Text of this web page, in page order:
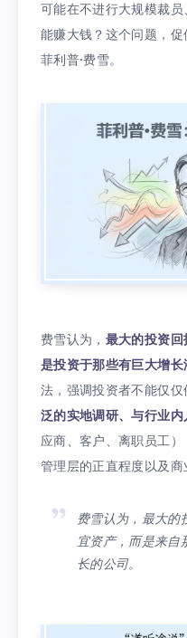
可能在不进行大规模裁
能赚大钱？这个问题，
菲利普·费雪。
费雪认为， 最大的投资
是投资于那些有巨大增长
法，强调投资者不能仅
泛的实地调研、与行业内
应商、客户、离职员工）
管理层的正直程度以及商
费雪认为，最大的
宜资产，而是来自
长的公司。